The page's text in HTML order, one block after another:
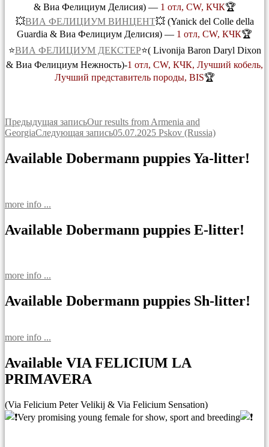
& Виа Фелициум Делисия) — 1 отл, CW, КЧК🏆
💥ВИА ФЕЛИЦИУМ ВИНЦЕНТ💥 (Yanick del Colle della
Guardia & Виа Фелициум Делисия) — 1 отл, CW, КЧК🏆
⭐ВИА ФЕЛИЦИУМ ДЕКСТЕР⭐( Livonija Baron Daryl Dixon
& Виа Фелициум Нежность)-1 отл, CW, КЧК, Лучший кобель,
Лучший представитель породы, BIS🏆
Навигация
по
записям
Предыдущая записьOur results from Armenia and
GeorgiaСледующая запись05.07.2025 Pskov (Russia)
Available Dobermann puppies Ya-litter!
more info ...
Available Dobermann puppies E-litter!
more info ...
Available Dobermann puppies Sh-litter!
more info ...
Available VIA FELICIUM LA
PRIMAVERA
(Via Felicium Peter Velikij & Via Felicium Sensation)
Very promising young female for show, sport and breeding